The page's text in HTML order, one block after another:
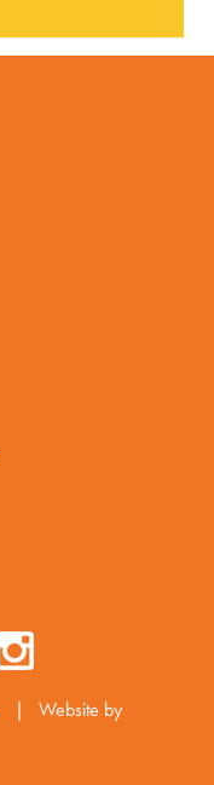
|
Website by